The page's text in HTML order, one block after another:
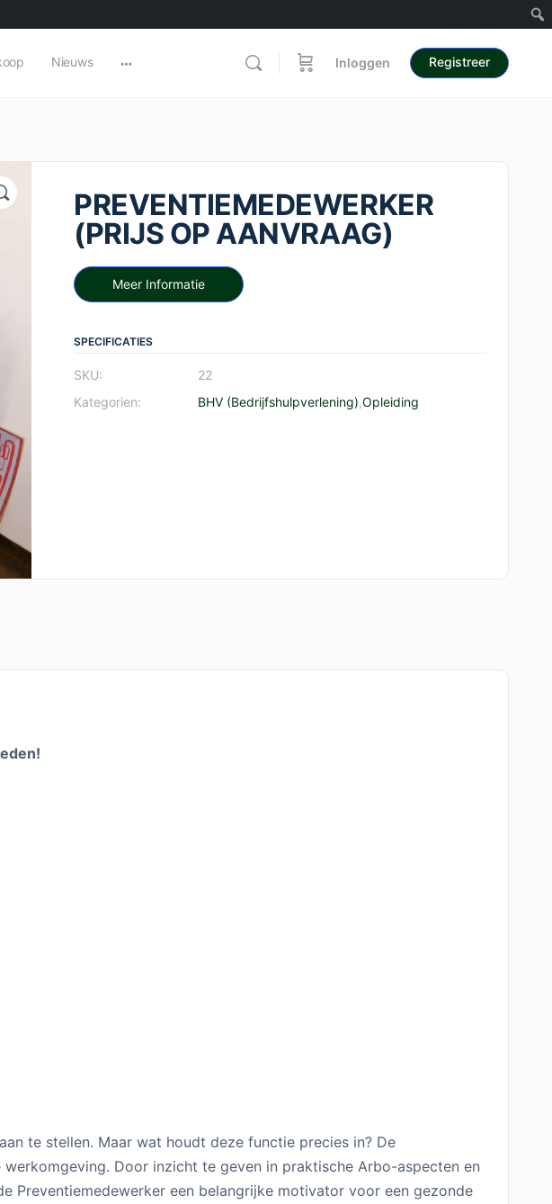
Nieuws Inloggen Registreer
PREVENTIEMEDEWERKER
(PRIJS OP AANVRAAG)
Meer Informatie
SPECIFICATIES
SKU:
22
Kategorien:
BHV (Bedrijfshulpverlening),Opleiding
te stellen. Maar wat houdt deze functie precies in? De
Door inzicht te geven in praktische Arbo-aspecten en
Preventiemedewerker een belangrijke motivator voor een gezonde